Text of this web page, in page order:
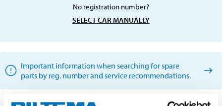
No registration number?
SELECT CAR MANUALLY
Important information when searching for spare
parts by reg. number and service recommendations.